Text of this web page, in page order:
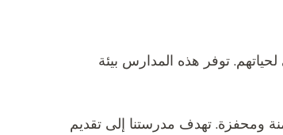
توفر هذه المدارس بيئة
ومحفزة. تهدف مدرستنا إلى تقديم